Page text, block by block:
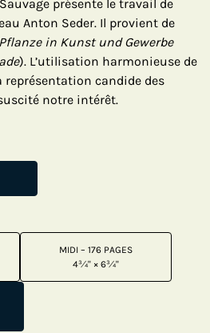
présente le travail de
Anton Seder. Il provient de
in Kunst und Gewerbe
). L’utilisation harmonieuse de
représentation candide des
notre intérêt.
MIDI – 176 PAGES
4¾" × 6¾"